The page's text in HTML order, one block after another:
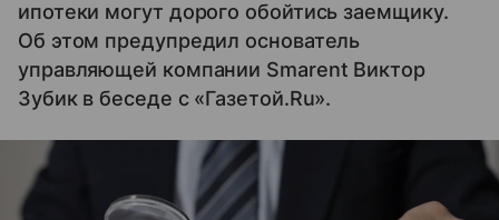
ипотеки могут дорого обойтись заемщику.
Об этом предупредил основатель
управляющей компании Smarent Виктор
Зубик в беседе с «Газетой.Ru».